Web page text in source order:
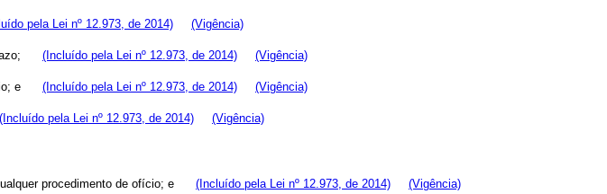
pela Lei nº 12.973, de 2014) (Vigência)
(Incluído pela Lei nº 12.973, de 2014) (Vigência)
e (Incluído pela Lei nº 12.973, de 2014) (Vigência)
(Incluído pela Lei nº 12.973, de 2014) (Vigência)
procedimento de ofício; e (Incluído pela Lei nº 12.973, de 2014) (Vigência)